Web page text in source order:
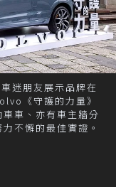
迷朋友展示品牌在
《守護的力量》
車、亦有車主牆分
不懈的最佳實證。